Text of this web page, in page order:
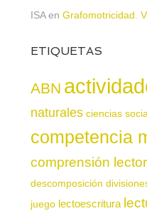
ISAen Grafomotricidad.
ETIQUETAS
ABN
naturales ciencias
competencia
comprensión
descomposición
juego lectoescritura